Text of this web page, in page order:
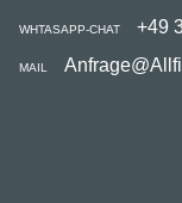
WHTASAPP-CHAT +49
MAIL